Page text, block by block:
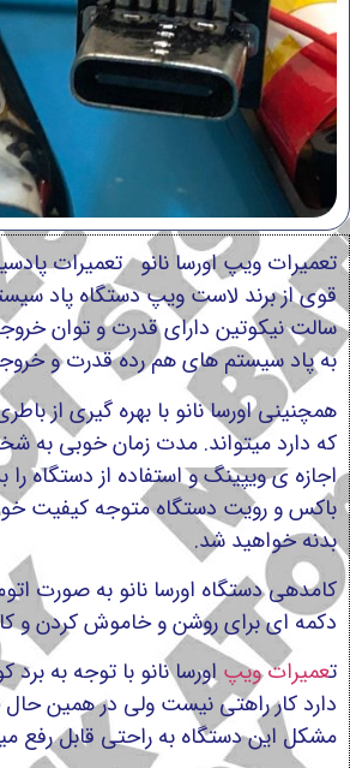
تعمیرات ویپ اورسا نانو تعمیرات
قوی از برند لاست ویپ دستگاه پاد
به پاد سیستم های هم رده قدرت و
که دارد میتواند. مدت زمان خوبی به
اجازه ی ویپینگ و استفاده از دستگاه را
باکس و رویت دستگاه متوجه کیفیت
بدنه خواهید شد.
کامدهی دستگاه اورسا نانو به صورت
دکمه ای برای روشن و خاموش کردن و
تعمیرات ویپ اورسا نانو با توجه به
مشکل این دستگاه به راحتی قابل رفع